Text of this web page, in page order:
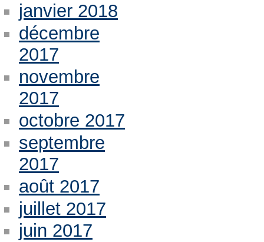
janvier 2018
décembre
2017
novembre
2017
octobre 2017
septembre
2017
août 2017
juillet 2017
juin 2017